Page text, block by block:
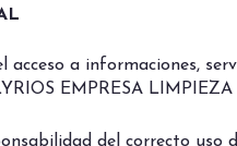
acceso a informaciones,
EMPRESA
del correcto